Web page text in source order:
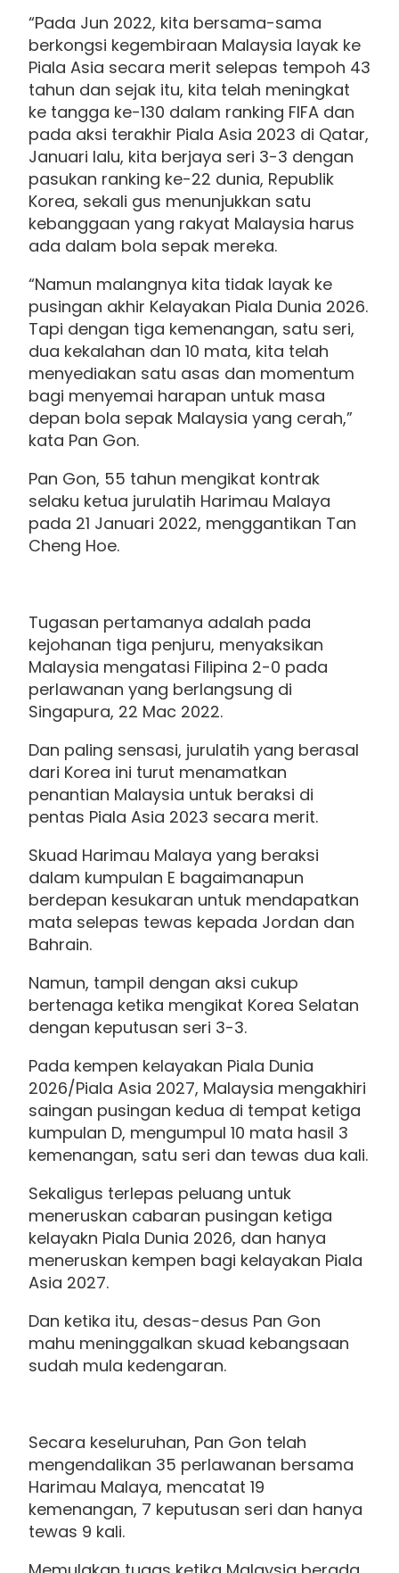
“Pada Jun 2022, kita bersama-sama
berkongsi kegembiraan Malaysia layak ke
Piala Asia secara merit selepas tempoh 43
tahun dan sejak itu, kita telah meningkat
ke tangga ke-130 dalam ranking FIFA dan
pada aksi terakhir Piala Asia 2023 di Qatar,
Januari lalu, kita berjaya seri 3-3 dengan
pasukan ranking ke-22 dunia, Republik
Korea, sekali gus menunjukkan satu
kebanggaan yang rakyat Malaysia harus
ada dalam bola sepak mereka.
“Namun malangnya kita tidak layak ke
pusingan akhir Kelayakan Piala Dunia 2026.
Tapi dengan tiga kemenangan, satu seri,
dua kekalahan dan 10 mata, kita telah
menyediakan satu asas dan momentum
bagi menyemai harapan untuk masa
depan bola sepak Malaysia yang cerah,”
kata Pan Gon.
Pan Gon, 55 tahun mengikat kontrak
selaku ketua jurulatih Harimau Malaya
pada 21 Januari 2022, menggantikan Tan
Cheng Hoe.
Tugasan pertamanya adalah pada
kejohanan tiga penjuru, menyaksikan
Malaysia mengatasi Filipina 2-0 pada
perlawanan yang berlangsung di
Singapura, 22 Mac 2022.
Dan paling sensasi, jurulatih yang berasal
dari Korea ini turut menamatkan
penantian Malaysia untuk beraksi di
pentas Piala Asia 2023 secara merit.
Skuad Harimau Malaya yang beraksi
dalam kumpulan E bagaimanapun
berdepan kesukaran untuk mendapatkan
mata selepas tewas kepada Jordan dan
Bahrain.
Namun, tampil dengan aksi cukup
bertenaga ketika mengikat Korea Selatan
dengan keputusan seri 3-3.
Pada kempen kelayakan Piala Dunia
2026/Piala Asia 2027, Malaysia mengakhiri
saingan pusingan kedua di tempat ketiga
kumpulan D, mengumpul 10 mata hasil 3
kemenangan, satu seri dan tewas dua kali.
Sekaligus terlepas peluang untuk
meneruskan cabaran pusingan ketiga
kelayakn Piala Dunia 2026, dan hanya
meneruskan kempen bagi kelayakan Piala
Asia 2027.
Dan ketika itu, desas-desus Pan Gon
mahu meninggalkan skuad kebangsaan
sudah mula kedengaran.
Secara keseluruhan, Pan Gon telah
mengendalikan 35 perlawanan bersama
Harimau Malaya, mencatat 19
kemenangan, 7 keputusan seri dan hanya
tewas 9 kali.